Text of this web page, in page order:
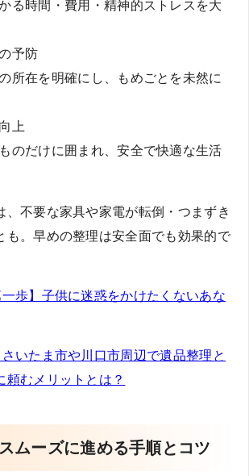
る時間・費用・精神的ストレスを大
予防
所在を明確にし、もめごとを未然に
上
のだけに囲まれ、安全で快適な生活
、不要な家具や家電が転倒・つまずき
も。早めの整理は安全面でも効果的で
歩】子供に迷惑をかけたくないあな
いたま市や川口市周辺で遺品整理と
頼むメリットとは？
ムーズに進める手順とコツ